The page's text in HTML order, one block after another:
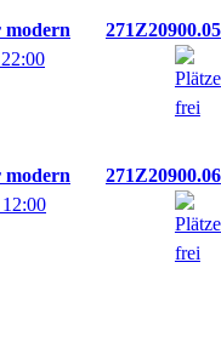
modern
271Z20900.05
modern
271Z20900.06